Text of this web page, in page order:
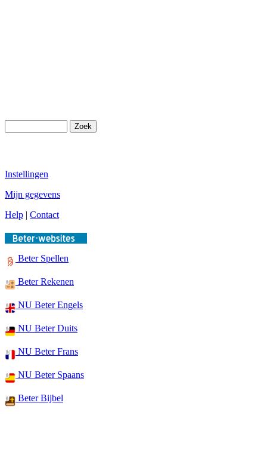
Instellingen
Mijn gegevens
Help | Contact
Beter Spellen
Beter Rekenen
NU Beter Engels
NU Beter Duits
NU Beter Frans
NU Beter Spaans
Beter Bijbel